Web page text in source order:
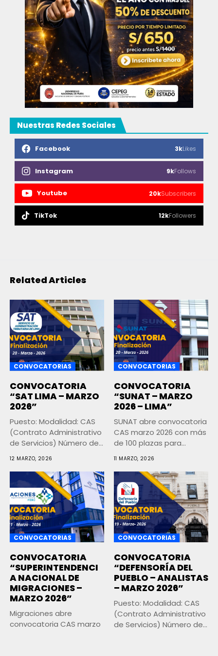
Nuestras Redes Sociales
Facebook 3kLikes
Instagram 9kFollows
Youtube 20kSubscribers
TikTok 12kFollowers
Related Articles
CONVOCATORIAS
CONVOCATORIA
“SAT LIMA – MARZO
2026”
Puesto: Modalidad: CAS
(Contrato Administrativo
de Servicios) Número de
12 MARZO, 2026
CONVOCATORIAS
CONVOCATORIA
“SUNAT – MARZO
2026 – LIMA”
SUNAT abre convocatoria
CAS marzo 2026 con más
de 100 plazas para...
11 MARZO, 2026
CONVOCATORIAS
CONVOCATORIA
“SUPERINTENDENCI
A NACIONAL DE
MIGRACIONES –
MARZO 2026”
Migraciones abre
convocatoria CAS marzo
CONVOCATORIAS
CONVOCATORIA
“DEFENSORÍA DEL
PUEBLO – ANALISTAS
– MARZO 2026”
Puesto: Modalidad: CAS
(Contrato Administrativo
de Servicios) Número de